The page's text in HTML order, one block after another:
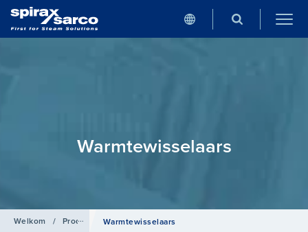
Warmtewisselaars
Welkom / Producten / Food+
Warmtewisselaars